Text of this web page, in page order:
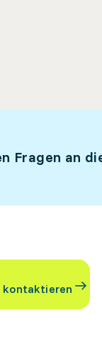
Fragen an
kontaktieren